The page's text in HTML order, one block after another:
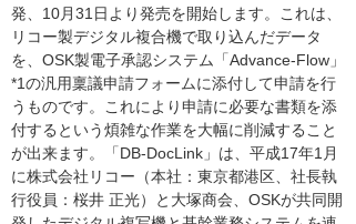
発、10月31日より発売を開始します。これは、
リコー製デジタル複合機で取り込んだデータ
を、OSK製電子承認システム「Advance-Flow」
*1の汎用稟議申請フォームに添付して申請を行
うものです。これにより申請に必要な書類を添
付するという煩雑な作業を大幅に削減すること
が出来ます。「DB-DocLink」は、平成17年1月
に株式会社リコー（本社：東京都港区、社長執
行役員：桜井 正光）と大塚商会、OSKが共同開